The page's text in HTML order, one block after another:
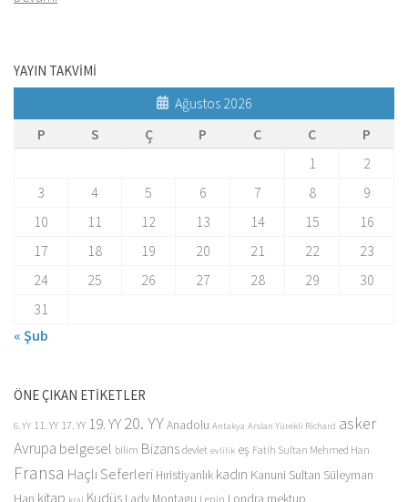
YAYIN TAKVİMİ
Ağustos 2026
P
S Ç P C C
P
1
2
3
4 5 6 7 8
9
10
11 12 13 14 15
16
17
18 19 20 21 22
23
24
25 26 27 28 29
30
31
« Şub
ÖNE ÇIKAN ETİKETLER
6. YY 11. YY 17. YY 19. YY20. YYAnadolu Antakya Arslan Yürekli Richard asker
Avrupa belgesel bilim Bizans devlet evlilik eş Fatih Sultan Mehmed Han
Fransa Haçlı Seferleri Hıristiyanlık kadın Kanuni Sultan Süleyman
Han kitap Kudüs Lenin